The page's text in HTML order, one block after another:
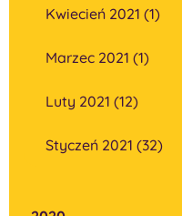
Kwiecień 2021 (1)
Marzec 2021 (1)
Luty 2021 (12)
Styczeń 2021 (32)